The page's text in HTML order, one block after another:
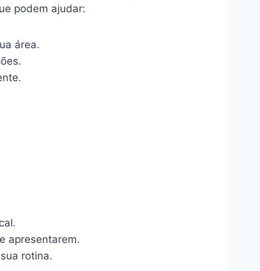
podem ajudar:
área.
apresentarem.
rotina.